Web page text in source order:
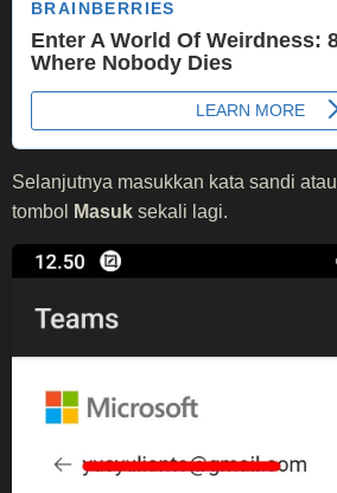
Selanjutnya masukkan kata sandi atau
tombol
Masuk sekali lagi.